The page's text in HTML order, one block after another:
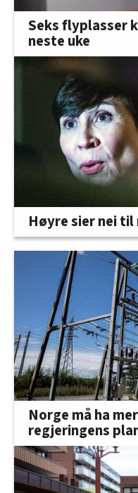
Seks flyplasser
neste uke
Høyre sier nei
Norge må ha
regjeringens